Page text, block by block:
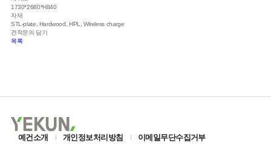
1730*2680*H840
자재
STL-plate, Hardwood, HPL, Wireless charge
견적문의 담기
목록
예건소개 개인정보처리방침 이메일무단수집거부